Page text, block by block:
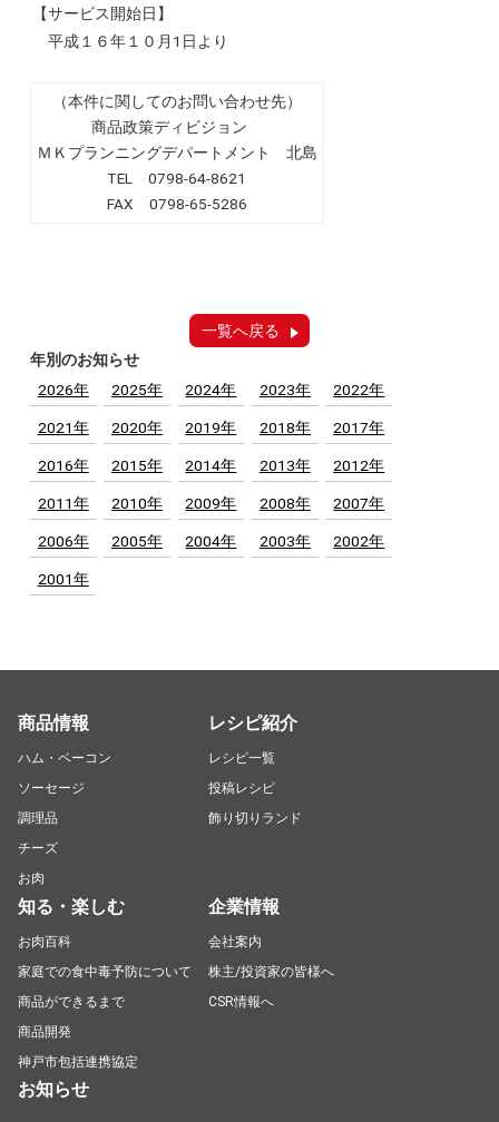
【サービス開始日】
平成１６年１０月1日より
（本件に関してのお問い合わせ先）
商品政策ディビジョン
ＭＫプランニングデパートメント 北島
TEL 0798-64-8621
FAX 0798-65-5286
一覧へ戻る
年別のお知らせ
2026年
2025年 2024年 2023年 2022年
2021年 2020年 2019年 2018年 2017年
2016年 2015年 2014年 2013年 2012年
2011年 2010年 2009年 2008年 2007年
2006年 2005年 2004年 2003年 2002年
2001年
商品情報
ハム・ベーコン
ソーセージ
調理品
チーズ
お肉
レシピ紹介
レシピ一覧
投稿レシピ
飾り切りランド
知る・楽しむ
お肉百科
家庭での食中毒予防について
商品ができるまで
商品開発
神戸市包括連携協定
企業情報
会社案内
株主/投資家の皆様へ
CSR情報へ
お知らせ